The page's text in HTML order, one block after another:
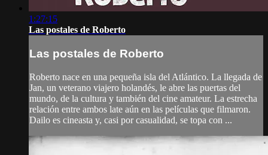
1:27:15
Las postales de Roberto
Las postales de Roberto
Roberto nace en una pequeña isla del Atlántico. La llegada de
Jan, un veterano viajero holandés, le abre las puertas del
mundo, de la cultura y también del cine amateur. La estrecha
relación entre ambos late aún en las películas que filmaron.
Dailo es cineasta y, casi por casualidad, se topa con ...